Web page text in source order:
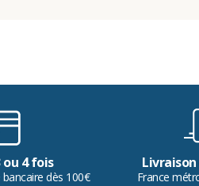
ou 4 fois
dès 100€ France